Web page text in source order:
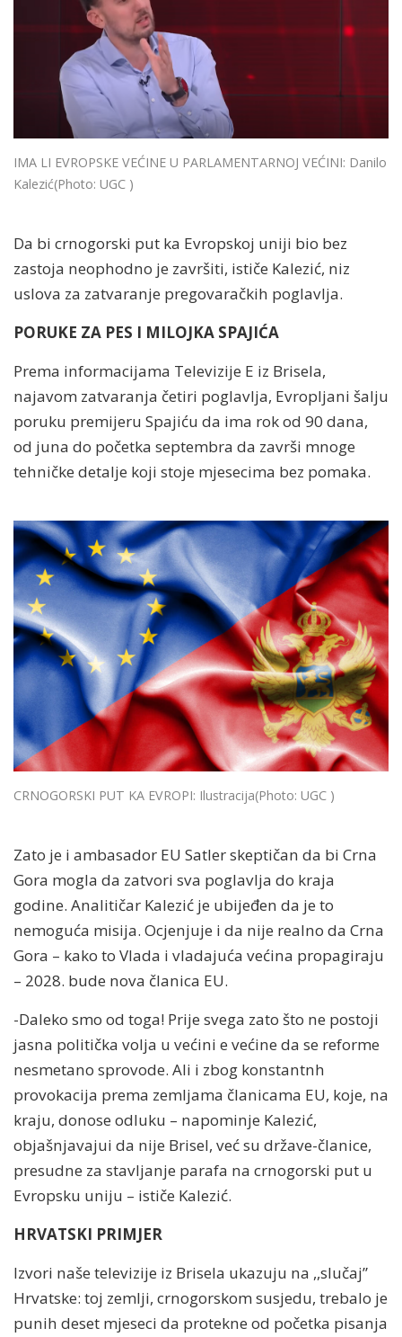
IMA LI EVROPSKE VEĆINE U PARLAMENTARNOJ VEĆINI: Danilo
Kalezić(Photo: UGC )
Da bi crnogorski put ka Evropskoj uniji bio bez
zastoja neophodno je završiti, ističe Kalezić, niz
uslova za zatvaranje pregovaračkih poglavlja.
PORUKE ZA PES I MILOJKA SPAJIĆA
Prema informacijama Televizije E iz Brisela,
najavom zatvaranja četiri poglavlja, Evropljani šalju
poruku premijeru Spajiću da ima rok od 90 dana,
od juna do početka septembra da završi mnoge
tehničke detalje koji stoje mjesecima bez pomaka.
CRNOGORSKI PUT KA EVROPI: Ilustracija(Photo: UGC )
Zato je i ambasador EU Satler skeptičan da bi Crna
Gora mogla da zatvori sva poglavlja do kraja
godine. Analitičar Kalezić je ubijeđen da je to
nemoguća misija. Ocjenjuje i da nije realno da Crna
Gora – kako to Vlada i vladajuća većina propagiraju
– 2028. bude nova članica EU.
-Daleko smo od toga! Prije svega zato što ne postoji
jasna politička volja u većini e većine da se reforme
nesmetano sprovode. Ali i zbog konstantnh
provokacija prema zemljama članicama EU, koje, na
kraju, donose odluku – napominje Kalezić,
objašnjavajui da nije Brisel, već su države-članice,
presudne za stavljanje parafa na crnogorski put u
Evropsku uniju – ističe Kalezić.
HRVATSKI PRIMJER
Izvori naše televizije iz Brisela ukazuju na ,,slučaj”
Hrvatske: toj zemlji, crnogorskom susjedu, trebalo je
punih deset mjeseci da protekne od početka pisanja